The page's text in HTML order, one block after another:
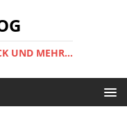
UND MEHR...